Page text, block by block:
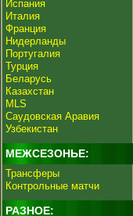
Испания
Италия
Франция
Нидерланды
Португалия
Турция
Беларусь
Казахстан
MLS
Саудовская Аравия
Узбекистан
МЕЖСЕЗОНЬЕ:
Трансферы
Контрольные матчи
РАЗНОЕ: